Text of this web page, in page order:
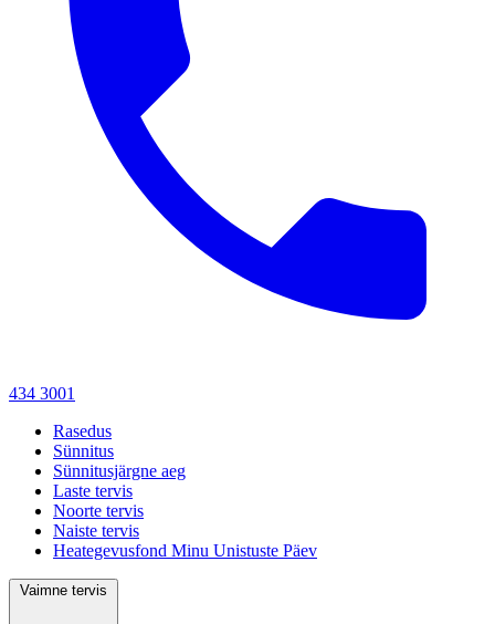
434 3001
Rasedus
Sünnitus
Sünnitusjärgne aeg
Laste tervis
Noorte tervis
Naiste tervis
Heategevusfond Minu Unistuste Päev
Vaimne tervis